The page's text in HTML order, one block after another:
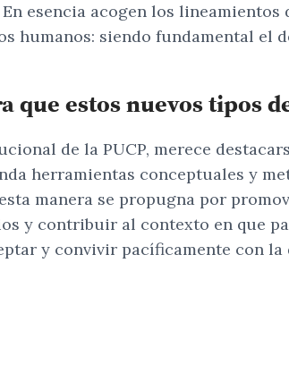
esencia acogen los
humanos: siendo fundamental el
que estos nuevos tipos
de la PUCP, merece
herramientas conceptuales y
manera se propugna por
y contribuir al contexto en que
y convivir pacíficamente con